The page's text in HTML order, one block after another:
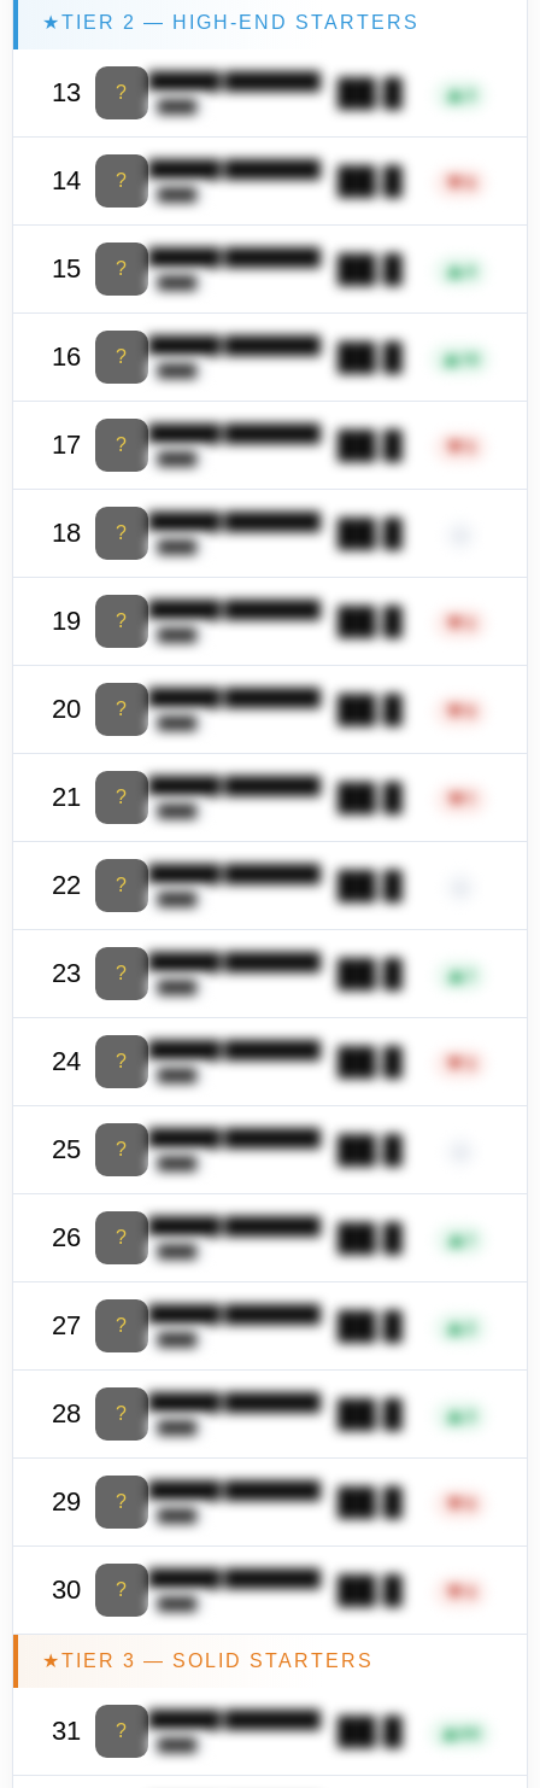
★TIER 2 — HIGH-END STARTERS
13 ?
██████ ████████
████ ██.█ ▲3
14 ?
██████ ████████
████ ██.█ ▼8
15 ?
██████ ████████
████ ██.█ ▲4
16 ?
██████ ████████
████ ██.█ ▲18
17 ?
██████ ████████
████ ██.█ ▼
18 ?
██████ ████████
████ ██.█
19 ?
██████ ████████
████ ██.█ ▼
20 ?
██████ ████████
████ ██.█ ▼ 9
21 ?
██████ ████████
████ ██.█ ▼
22 ?
██████ ████████
████ ██.█
23 ?
██████ ████████
████ ██.█ ▲1
24 ?
██████ ████████
████ ██.█ ▼
25 ?
██████ ████████
████ ██.█
26 ?
██████ ████████
████ ██.█ ▲1
27 ?
██████ ████████
████ ██.█ ▲2
28 ?
██████ ████████
████ ██.█ ▲3
29 ?
██████ ████████
████ ██.█ ▼ 9
30 ?
██████ ████████
████ ██.█ ▼
★TIER 3 — SOLID STARTERS
31 ?
██████ ████████
████ ██.█ ▲66